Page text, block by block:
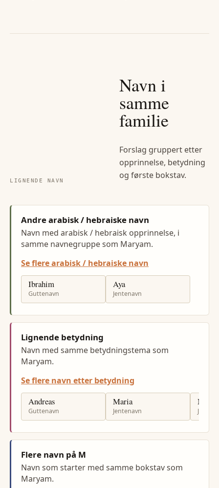
LIGNENDE NAVN
Navn i
samme
familie
Forslag gruppert etter
opprinnelse, betydning
og første bokstav.
Andre arabisk / hebraiske navn
Navn med arabisk / hebraisk opprinnelse, i
samme navnegruppe som Maryam.
Se flere arabisk / hebraiske navn
Ibrahim
Guttenavn
Aya
Jentenavn
Lignende betydning
Navn med samme betydningstema som
Maryam.
Se flere navn etter betydning
Andreas
Guttenavn
Maria
Jentenavn
Marie
Flere navn på M
Navn som starter med samme bokstav som
Maryam.